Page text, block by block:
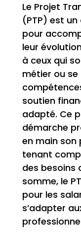
Le Projet
(PTP) est
pour
leur
à ceux qui
métier ou
soutien
adapté. Ce
démarche
en main son
tenant
des besoins
somme, le
pour les
s’adapter